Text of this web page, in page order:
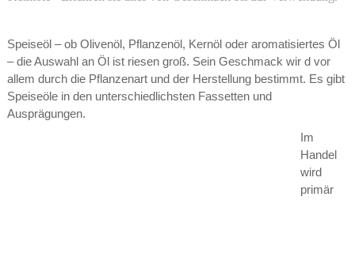
Speiseöl – ob Olivenöl, Pflanzenöl, Kernöl oder aromatisiertes Öl
– die Auswahl an Öl ist riesen groß. Sein Geschmack wir d vor
allem durch die Pflanzenart und der Herstellung bestimmt. Es gibt
Speiseöle in den unterschiedlichsten Fassetten und
Ausprägungen.
Im
Handel
wird
primär